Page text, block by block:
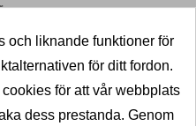
och liknande funktioner för
för ditt fordon.
för att vår webbplats
dess prestanda. Genom